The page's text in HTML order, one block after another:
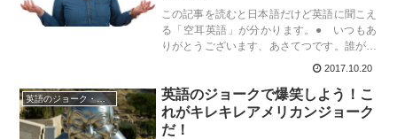
この記事を読むと日本語だけど英語に聞こえ
る「空耳英語」が分かります。● いつもあ
りがとうございます、あさてつです。誰が言
ったか知らないが、言われてみれば確かに聞
って難しいですよね。ちょっとカタカナっ
ぽ...
2017.10.20
英語のジョーク・ダジャレ
英語のジョークで爆笑しよう！こ
れがキレキレアメリカンジョーク
だ！